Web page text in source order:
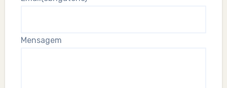
Mensagem